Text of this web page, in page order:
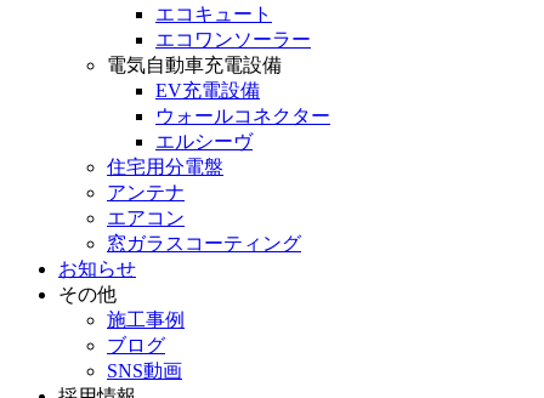
エコキュート
エコワンソーラー
電気自動車充電設備
EV充電設備
ウォールコネクター
エルシーヴ
住宅用分電盤
アンテナ
エアコン
窓ガラスコーティング
お知らせ
その他
施工事例
ブログ
SNS動画